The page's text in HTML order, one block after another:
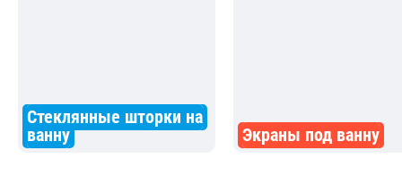
Стеклянные шторки на
ванну
Экраны под ванну